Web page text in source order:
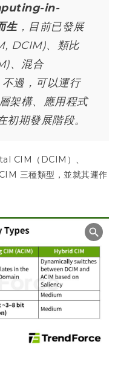
in-
生，目前已發展
DCIM)、類比
、混合
過，可以運行
架構、應用程式
初期發展階段。
CIM（DCIM）、
三種類型，並就其運作